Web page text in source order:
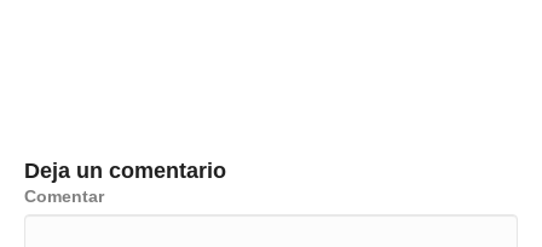
Deja un comentario
Comentar